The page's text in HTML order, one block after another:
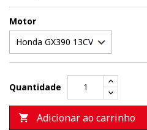
Motor
Quantidade
 Adicionar ao carrinho